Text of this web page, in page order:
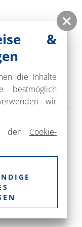
geerdete
- wir
Dieses …
geerdete
- wir
…
&
die Inhalte
bestmöglich
wir
den Cookie-